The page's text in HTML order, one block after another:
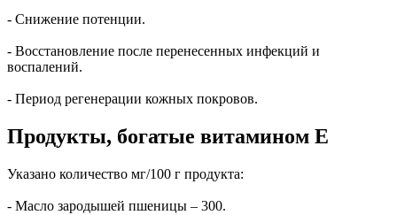
- Снижение потенции.
- Восстановление после перенесенных инфекций и
воспалений.
- Период регенерации кожных покровов.
Продукты, богатые витамином Е
Указано количество мг/100 г продукта:
- Масло зародышей пшеницы – 300.